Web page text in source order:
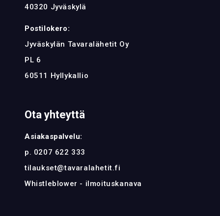
40320 Jyväskylä
Postilokero:
Jyväskylän Tavaralähetit Oy
PL 6
60511 Hyllykallio
Ota yhteyttä
Asiakaspalvelu:
p. 0207 622 333
tilaukset@tavaralahetit.fi
Whistleblower - ilmoituskanava